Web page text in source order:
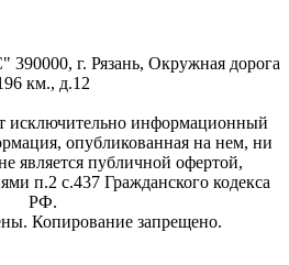
г. Рязань, Окружная дорога
км., д.12
исключительно информационный
опубликованная на нем, ни
является публичной офертой,
п.2 с.437 Гражданского кодекса
РФ.
Копирование запрещено.